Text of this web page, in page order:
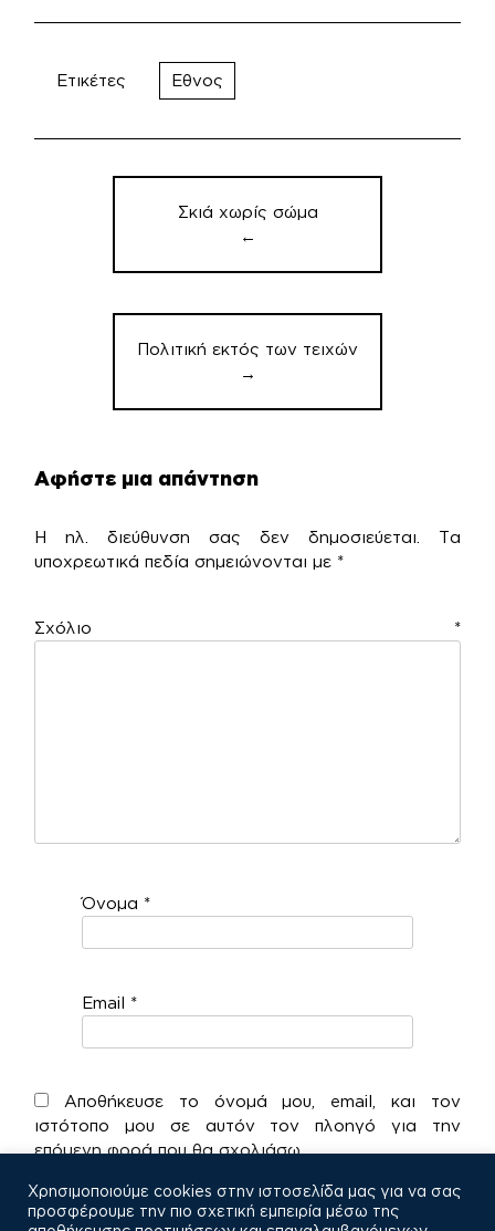
Ετικέτες Εθνος
Πλοήγηση
άρθρωνΣκιά χωρίς σώμα
←
Πολιτική εκτός των τειχών
→
Αφήστε μια απάντηση
Η ηλ. διεύθυνση σας δεν δημοσιεύεται.
Τα
υποχρεωτικά πεδία σημειώνονται με *
Σχόλιο *
Όνομα *
Email *
Αποθήκευσε το όνομά μου, email, και τον
ιστότοπο μου σε αυτόν τον πλοηγό για την
επόμενη φορά που θα σχολιάσω.
Χρησιμοποιούμε cookies στην ιστοσελίδα μας για να σας
προσφέρουμε την πιο σχετική εμπειρία μέσω της